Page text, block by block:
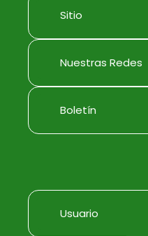
Sitio
Nuestras Redes
Boletín
Usuario